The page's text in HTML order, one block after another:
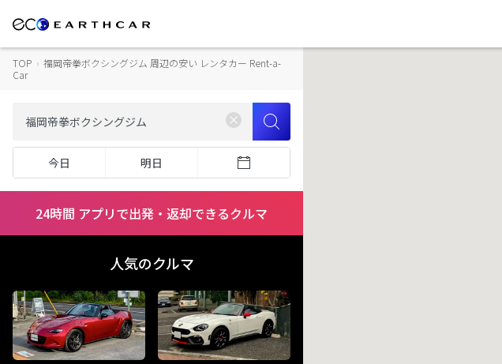
TOP › 福岡帝拳ボクシングジム 周辺の安い レンタカー Rent-a-
Car
今日 明日
24時間 アプリで出発・返却できるクルマ
人気のクルマ